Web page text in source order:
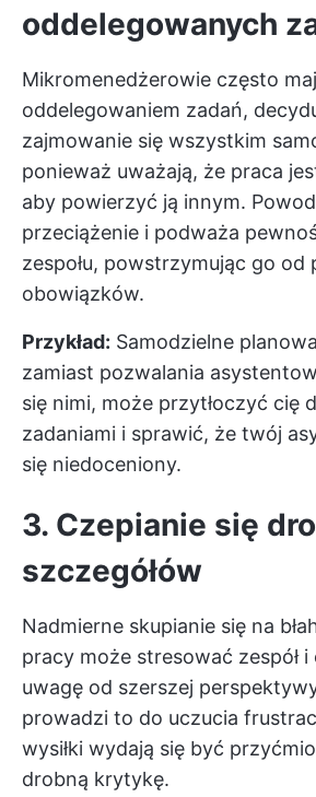
oddelegowanych
Mikromenedżerowie często
oddelegowaniem zadań,
zajmowanie się wszystkim
ponieważ uważają, że praca
aby powierzyć ją innym.
przeciążenie i podważa
zespołu, powstrzymując go od
obowiązków.
Przykład: Samodzielne
zamiast pozwalania
się nimi, może przytłoczyć cię
zadaniami i sprawić, że twój
się niedoceniony.
3. Czepianie się
szczegółów
Nadmierne skupianie się na
pracy może stresować zespół
uwagę od szerszej
prowadzi to do uczucia
wysiłki wydają się być
drobną krytykę.